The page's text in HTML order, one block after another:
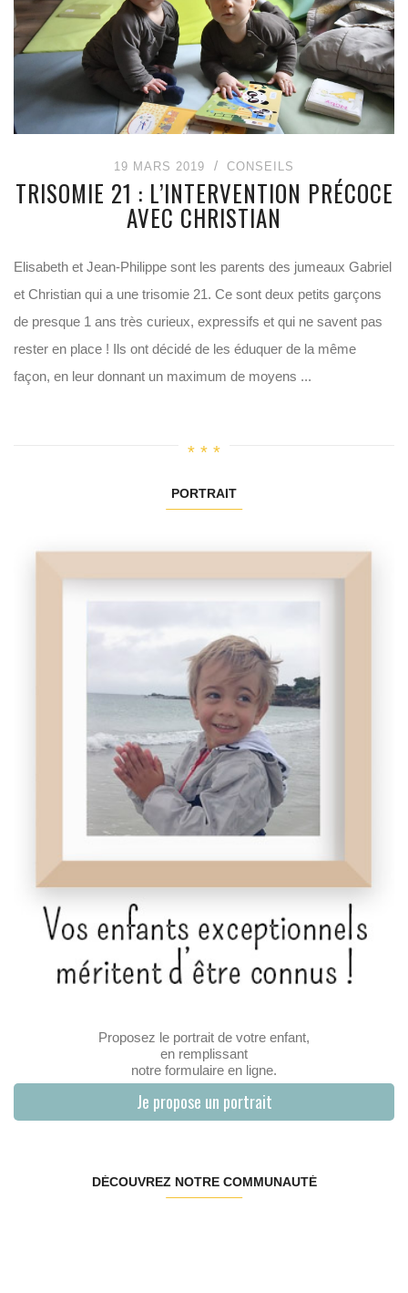
19 MARS 2019 CONSEILS
TRISOMIE 21 : L’INTERVENTION PRÉCOCE
AVEC CHRISTIAN
Elisabeth et Jean-Philippe sont les parents des jumeaux Gabriel
et Christian qui a une trisomie 21. Ce sont deux petits garçons
de presque 1 ans très curieux, expressifs et qui ne savent pas
rester en place ! Ils ont décidé de les éduquer de la même
façon, en leur donnant un maximum de moyens ...
PORTRAIT
Proposez le portrait de votre enfant,
en remplissant
notre formulaire en ligne.
Je propose un portrait
DÉCOUVREZ NOTRE COMMUNAUTÉ